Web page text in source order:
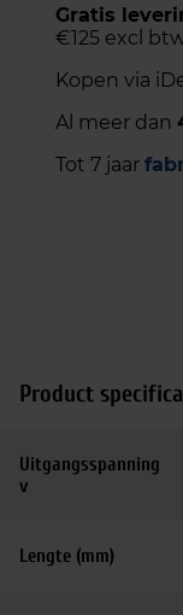
Gratis
€125 excl
Kopen via
Al meer dan
Tot 7 jaar
Product
Uitgangsspanning
v
Lengte (mm)